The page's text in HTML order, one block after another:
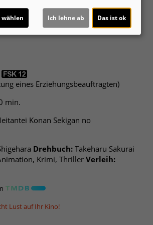
eines Erziehungsbeauftragten)
min.
Konan Sekigan no
Drehbuch: Takeharu Sakurai
Krimi, Thriller Verleih:
Lust auf Ihr Kino!
wählen Ich lehne ab Das ist ok